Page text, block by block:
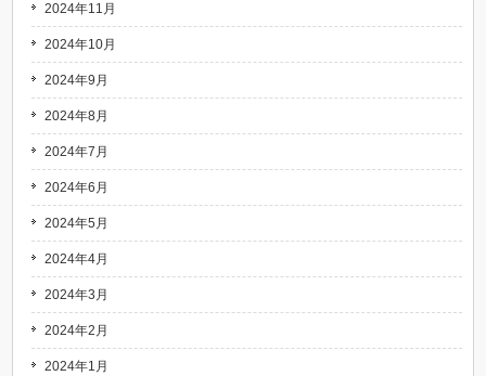
2024年11月
2024年10月
2024年9月
2024年8月
2024年7月
2024年6月
2024年5月
2024年4月
2024年3月
2024年2月
2024年1月